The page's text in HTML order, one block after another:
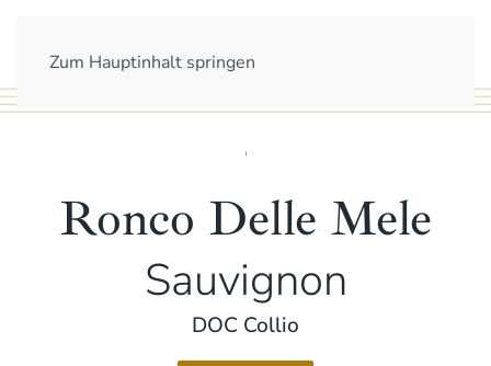
Zum Hauptinhalt springen
Ronco Delle Mele
Sauvignon
DOC Collio